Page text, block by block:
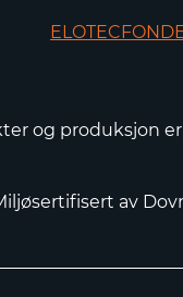
og produksjon
av